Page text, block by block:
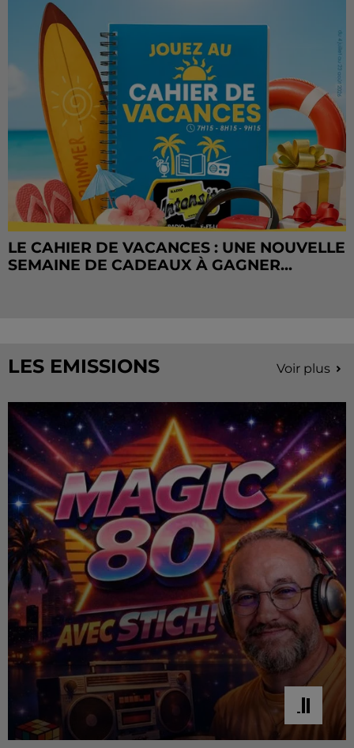
LE CAHIER DE VACANCES : UNE NOUVELLE
SEMAINE DE CADEAUX À GAGNER...
LES EMISSIONS Voir plus